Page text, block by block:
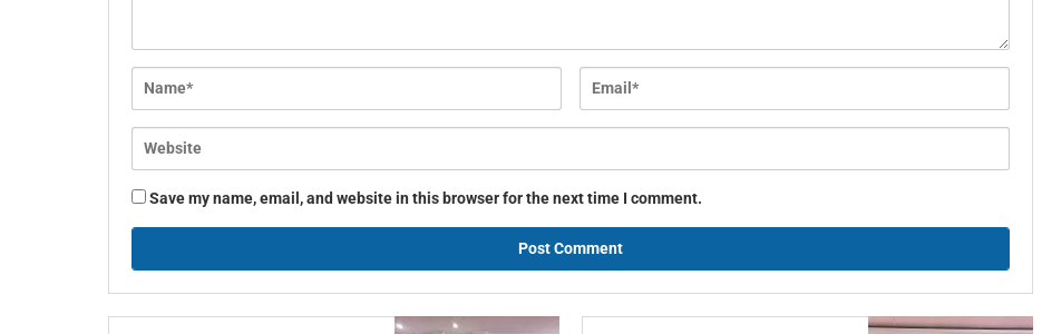
Save my name, email, and website in this browser for the next time I comment.